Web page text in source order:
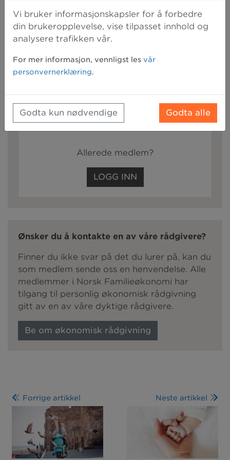
Bli medlem for å få tilgang til resten av
alle våre medlemsfordeler
Allerede medlem?
LOGG INN
Ønsker du å kontakte en av våre rådgivere?
Finner du ikke svar på det du lurer på, kan du
som medlem sende oss en henvendelse. Alle
medlemmer i Norsk Familieøkonomi har
tilgang til personlig økonomisk rådgivning
gitt av en av våre dyktige rådgivere.
Be om økonomisk rådgivning
Forrige artikkel Neste artikkel
Vi bruker informasjonskapsler for å forbedre
din brukeropplevelse, vise tilpasset innhold og
analysere trafikken vår.
For mer informasjon, vennligst les vår
personvernerklæring.
Godta kun nødvendige Godta alle